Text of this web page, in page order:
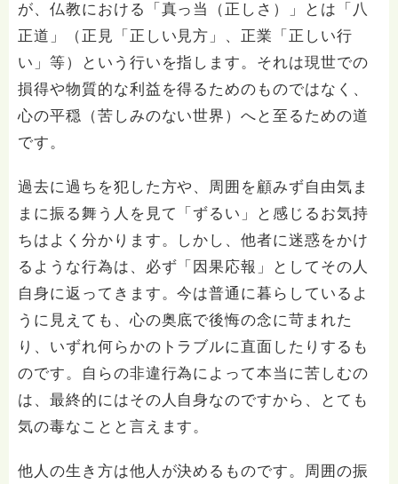
が、仏教における「真っ当（正しさ）」とは「八
正道」（正見「正しい見方」、正業「正しい行
い」等）という行いを指します。それは現世での
損得や物質的な利益を得るためのものではなく、
心の平穏（苦しみのない世界）へと至るための道
です。
過去に過ちを犯した方や、周囲を顧みず自由気ま
まに振る舞う人を見て「ずるい」と感じるお気持
ちはよく分かります。しかし、他者に迷惑をかけ
るような行為は、必ず「因果応報」としてその人
自身に返ってきます。今は普通に暮らしているよ
うに見えても、心の奥底で後悔の念に苛まれた
り、いずれ何らかのトラブルに直面したりするも
のです。自らの非違行為によって本当に苦しむの
は、最終的にはその人自身なのですから、とても
気の毒なことと言えます。
他人の生き方は他人が決めるものです。周囲の振